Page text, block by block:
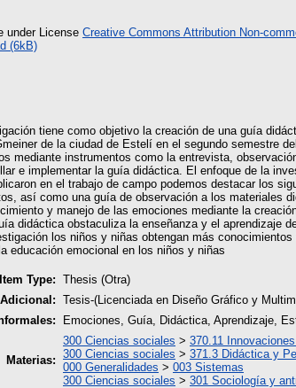
under License Creative Commons Attribution Non-
(6kB)
tiene como objetivo la creación de una guía
de la ciudad de Estelí en el segundo semestre
mediante instrumentos como la entrevista,
e implementar la guía didáctica. El enfoque de la
en el trabajo de campo podemos destacar los
así como una guía de observación a los materiales
y manejo de las emociones mediante la
didáctica obstaculiza la enseñanza y el aprendizaje
los niños y niñas obtengan más
educación emocional en los niños y niñas
Item Type: Thesis (Otra)
Tesis-(Licenciada en Diseño Gráfico y
Emociones, Guía, Didáctica, Aprendizaje,
Materias:
300 Ciencias sociales > 370.11
300 Ciencias sociales > 371.3 Didáctica y
000 Generalidades > 003 Sistemas
300 Ciencias sociales > 301 Sociología y